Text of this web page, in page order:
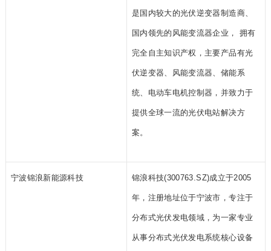
是国内较大的光伏逆变器制造商、
国内领先的风能变流器企业， 拥有
完全自主知识产权，主要产品有光
伏逆变器、风能变流器、储能系
统、电动车电机控制器，并致力于
提供全球一流的光伏电站解决方
案。
宁波锦浪新能源科技 锦浪科技(300763.SZ)成立于2005
年，注册地址位于宁波市，专注于
分布式光伏发电领域，为一家专业
从事分布式光伏发电系统核心设备